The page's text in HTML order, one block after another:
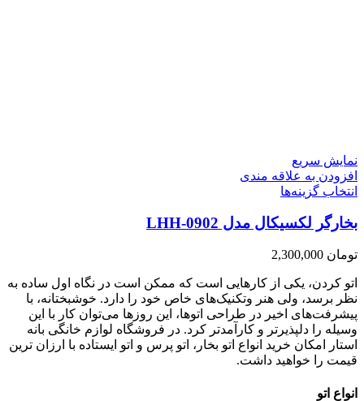
نمایش سریع
افزودن به علاقه مندی
انتخاب گزینه‌ها
بخارگر لکسیکال مدل LHH-0902
تومان
اتو کردن، یکی از کارهایی است که ممکن است در نگاه اول ساده به
نظر برسد، ولی هنر وتکنیک‌های خاص خود را دارد. خوشبختانه، با
پیشرفت‌های اخیر در طراحی اتوها، این روزها می‌توان کار با این
وسیله را دلپذیرتر و کارآمدتر کرد. در فروشگاه لوازم خانگی بانه
استار امکان خرید انواع اتو بخار، اتو پرس و اتو ایستاده با ارزان ترین
قیمت را خواهید داشت.
انواع اتو